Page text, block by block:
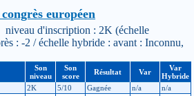
européen
d'inscription : 2K (échelle
: -2 / échelle hybride : avant : Inconnu,
Son
niveau
Son
score
Résultat Var
Var
Hybride
2K 5/10 Gagnée n/a
n/a